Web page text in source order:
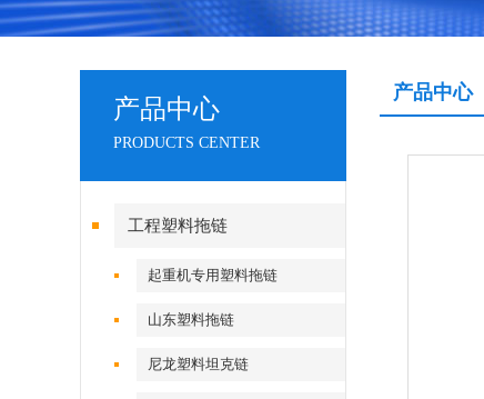
产品中心
PRODUCTS CENTER
工程塑料拖链
起重机专用塑料拖链
山东塑料拖链
尼龙塑料坦克链
产品中心